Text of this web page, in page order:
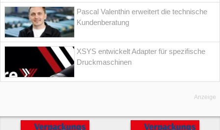
Pascal Valenthin erweitert die technische
Kundenberatung
XSYS entwickelt Adapter für spezifische
Druckmaschinen
Anzeige